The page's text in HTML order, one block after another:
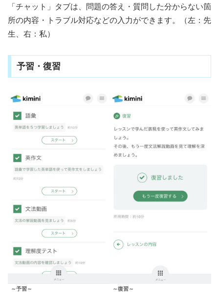
「チャット」タブは、問題の答え・質問した分からない箇
所の内容・トラブル対応などの入力ができます。（左：先
生、右：私）
予習・復習
～予習～ ～復習～